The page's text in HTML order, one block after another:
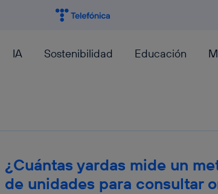
IA Sostenibilidad Educación
¿Cuántas yardas mide un
de unidades para consultar